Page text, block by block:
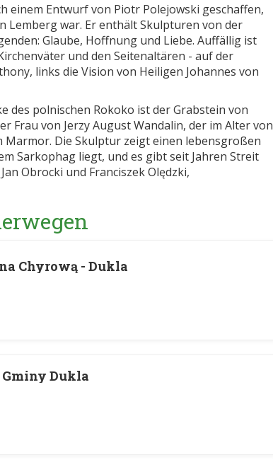
einem Entwurf von Piotr Polejowski geschaffen,
Lemberg war. Er enthält Skulpturen von der
Glaube, Hoffnung und Liebe. Auffällig ist
und den Seitenaltären - auf der
links die Vision von Heiligen Johannes von
des polnischen Rokoko ist der Grabstein von
Frau von Jerzy August Wandalin, der im Alter von
Marmor. Die Skulptur zeigt einen lebensgroßen
Sarkophag liegt, und es gibt seit Jahren Streit
Obrocki und Franciszek Olędzki,
Chyrową - Dukla
Dukla